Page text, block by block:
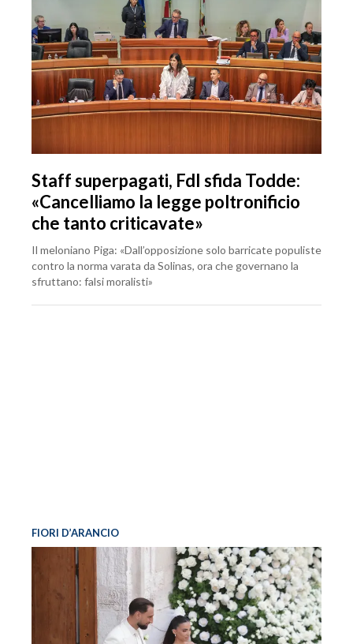
Staff superpagati, FdI sfida Todde:
«Cancelliamo la legge poltronificio
che tanto criticavate»
Il meloniano Piga: «Dall’opposizione solo barricate populiste
contro la norma varata da Solinas, ora che governano la
sfruttano: falsi moralisti»
FIORI D’ARANCIO